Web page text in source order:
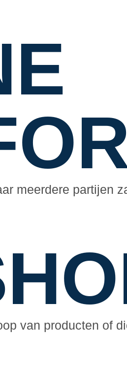
meerdere partijen
van producten of